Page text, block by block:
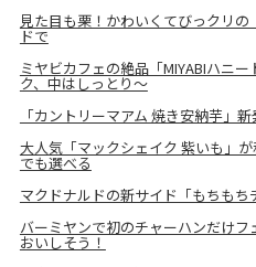
見た目も栗！かわいくてびっクリ
ドで
ミヤビカフェの絶品「MIYABIハニ
ク、中はしっとり～
「カントリーマアム 焼き安納芋」
大人気「マックシェイク 紫いも」
でも選べる
マクドナルドの新サイド「もちもち
バーミヤンで初のチャーハンだけ
おいしそう！